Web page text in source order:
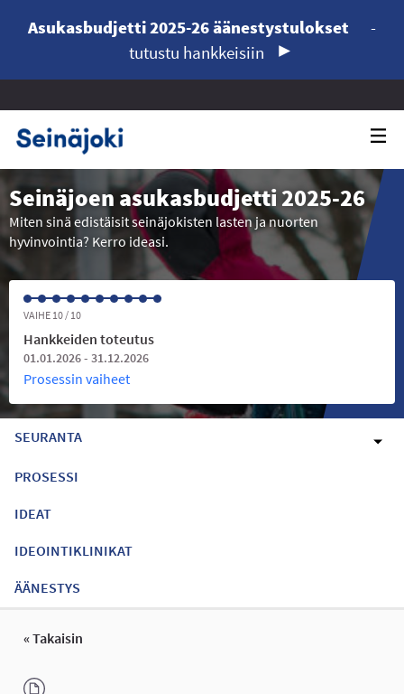
Asukasbudjetti 2025-26 äänestystulokset
-
tutustu hankkeisiin
Seinäjoen asukasbudjetti 2025-26
Miten sinä edistäisit seinäjokisten lasten ja nuorten
hyvinvointia? Kerro ideasi.
VAIHE 10 / 10
Hankkeiden toteutus
01.01.2026 - 31.12.2026
Prosessin vaiheet
SEURANTA
PROSESSI
IDEAT
IDEOINTIKLINIKAT
ÄÄNESTYS
« Takaisin